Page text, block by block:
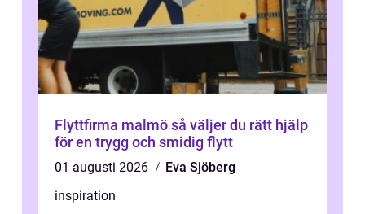
Flyttfirma malmö så väljer du rätt hjälp
för en trygg och smidig flytt
01 augusti 2026
Eva Sjöberg
inspiration